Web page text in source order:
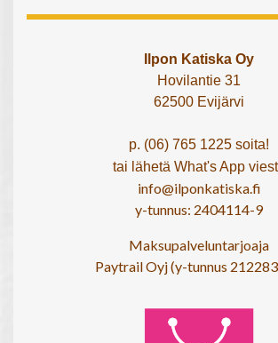
Ilpon Katiska Oy
Hovilantie 31
62500 Evijärvi
p. (06) 765 1225 soita!
tai lähetä What's App
info@ilponkatiska.fi
y-tunnus: 2404114-9
Maksupalveluntarjoaja
Paytrail Oyj (y-tunnus